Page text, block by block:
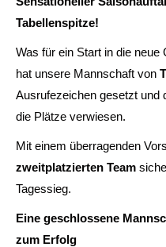
Tabellenspitze!
Was für ein Start in die
hat unsere Mannschaft von
Ausrufezeichen gesetzt und
die Plätze verwiesen.
Mit einem überragenden
zweitplatzierten Team
Tagessieg.
Eine geschlossene
zum Erfolg